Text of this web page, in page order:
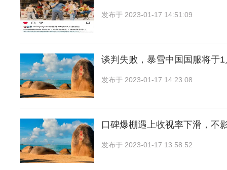
发布于 2023-01-17 14:51:09
谈判失败，暴雪中国国服将于
发布于 2023-01-17 14:23:08
口碑爆棚遇上收视率下滑，不
发布于 2023-01-17 13:58:52